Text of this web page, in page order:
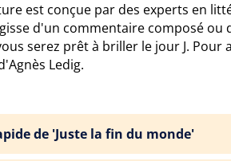
est conçue par des experts en
d'un commentaire composé ou
serez prêt à briller le jour J.
Ledig.
de 'Juste la fin du monde'